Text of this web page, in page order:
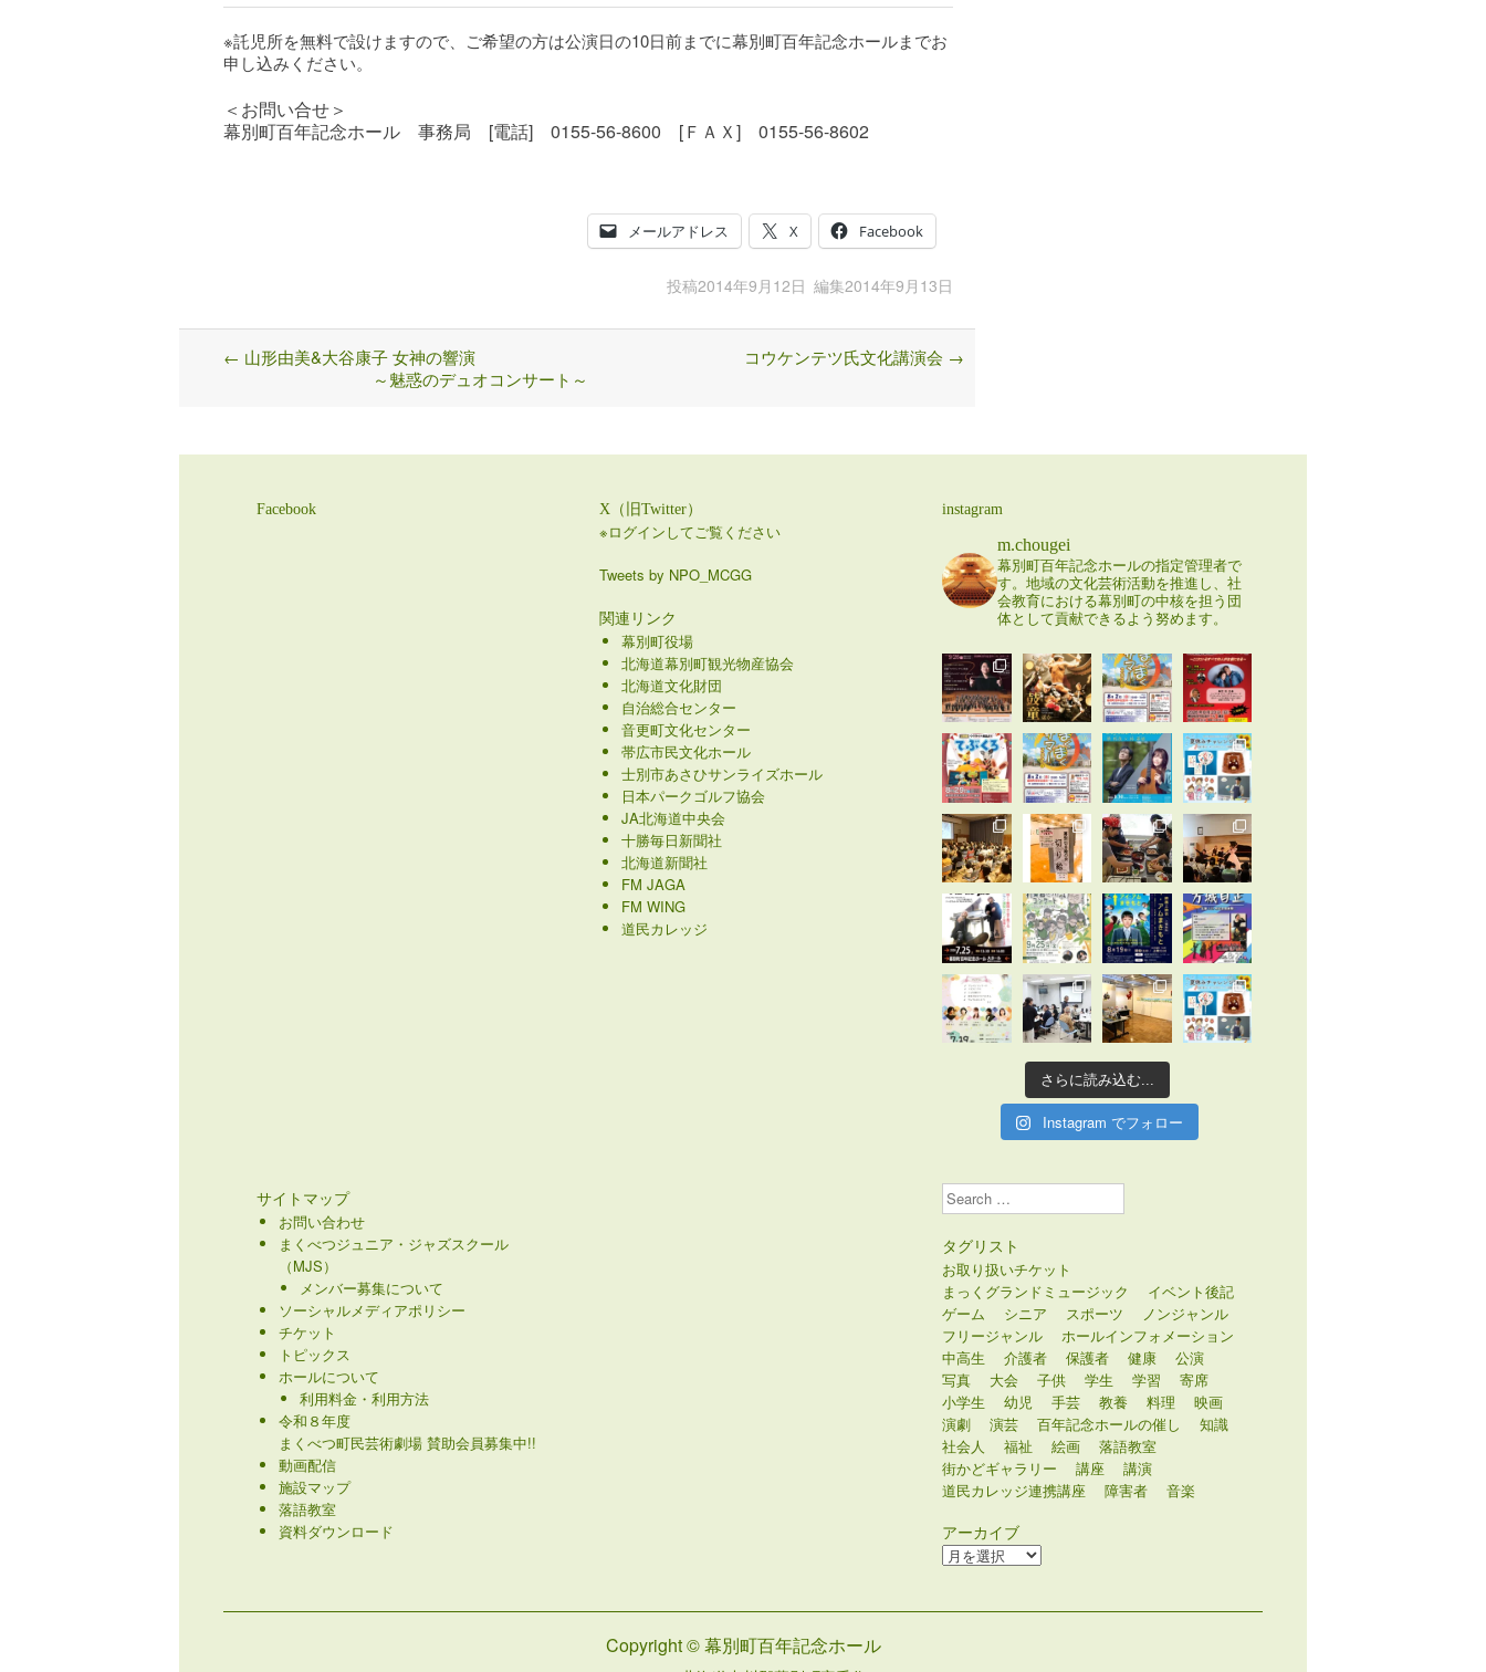
※託児所を無料で設けますので、ご希望の方は公演日の10日前までに幕別町百年記念ホールまでお
申し込みください。
＜お問い合せ＞
幕別町百年記念ホール 事務局 [電話] 0155-56-8600 [ＦＡＸ] 0155-56-8602
メールアドレス X Facebook
投稿2014年9月12日 編集2014年9月13日
Post
← 山形由美&大谷康子 女神の響演
～魅惑のデュオコンサート～
コウケンテツ氏文化講演会 →
Facebook
サイトマップ
お問い合わせ
まくべつジュニア・ジャズスクール
（MJS）
メンバー募集について
ソーシャルメディアポリシー
チケット
トピックス
ホールについて
利用料金・利用方法
令和８年度
まくべつ町民芸術劇場 賛助会員募集中!!
動画配信
施設マップ
落語教室
資料ダウンロード
X（旧Twitter）
※ログインしてご覧ください
Tweets by NPO_MCGG
関連リンク
幕別町役場
北海道幕別町観光物産協会
北海道文化財団
自治総合センター
音更町文化センター
帯広市民文化ホール
士別市あさひサンライズホール
日本パークゴルフ協会
JA北海道中央会
十勝毎日新聞社
北海道新聞社
FM JAGA
FM WING
道民カレッジ
instagram
m.chougei
幕別町百年記念ホールの指定管理者で
す。地域の文化芸術活動を推進し、社
会教育における幕別町の中核を担う団
体として貢献できるよう努めます。
さらに読み込む...
Instagram でフォロー
Search
タグリスト
お取り扱いチケット
まっくグランドミュージック
イベント後記
ゲーム
シニア スポーツ
ノンジャンル
フリージャンル
ホールインフォメーション
中高生
介護者 保護者 健康
公演
写真
大会 子供 学生 学習
寄席
小学生
幼児 手芸 教養 料理
映画
演劇
演芸 百年記念ホールの催し
知識
社会人
福祉 絵画
落語教室
街かどギャラリー
講座
講演
道民カレッジ連携講座
障害者 音楽
アーカイブ
ア
Copyright © 幕別町百年記念ホール